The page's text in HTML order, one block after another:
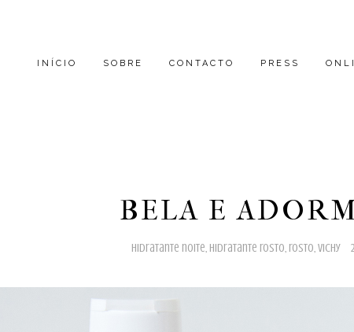
INÍCIO SOBRE CONTACTO PRESS
BELA E
hidratante noite, hidratante rosto, rosto,vichy